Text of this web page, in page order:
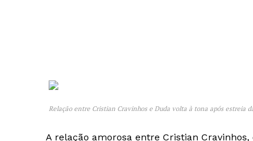
Relação entre Cristian Cravinhos e Duda volta à tona após estreia
A relação amorosa entre Cristian